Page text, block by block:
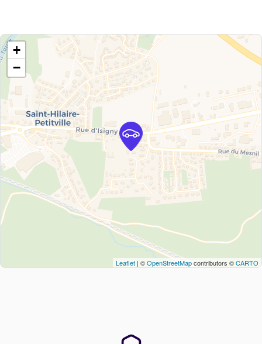
+
−
Leaflet | ©OpenStreetMapcontributors ©CARTO